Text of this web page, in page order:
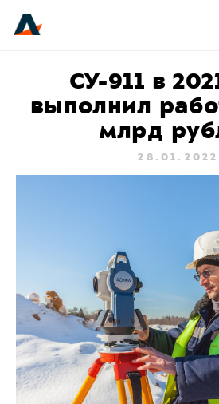
СУ-911 в
выполнил
млрд
28.01.2022